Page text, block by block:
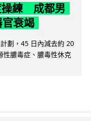
操練 成都男
衰竭
劃，45 日內減去約 20
性膿毒症、膿毒性休克